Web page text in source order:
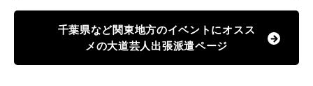
千葉県など関東地方のイベントにオスス
メの大道芸人出張派遣ページ